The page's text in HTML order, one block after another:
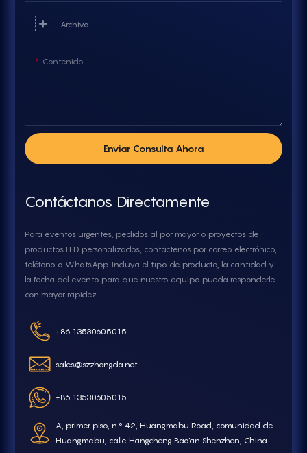
Archivo
Contenido
Enviar Consulta Ahora
Contáctanos Directamente
Para eventos urgentes, pedidos al por mayor o proyectos de
productos LED personalizados, contáctenos por correo electrónico,
teléfono o WhatsApp. Incluya el tipo de producto, la cantidad y
la fecha del evento para que nuestro equipo pueda responderle
con mayor rapidez.
+86 13530605015
sales@szzhongda.net
+86 13530605015
A, primer piso, n.° 42, Huangmabu Road, comunidad de
Huangmabu, calle Hangcheng Bao'an Shenzhen, China